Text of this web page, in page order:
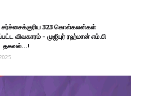
323 கொள்கலன்கள்
விவகாரம் – முஜிபுர் ரஹ்மான் எம்.பி
தகவல்...!